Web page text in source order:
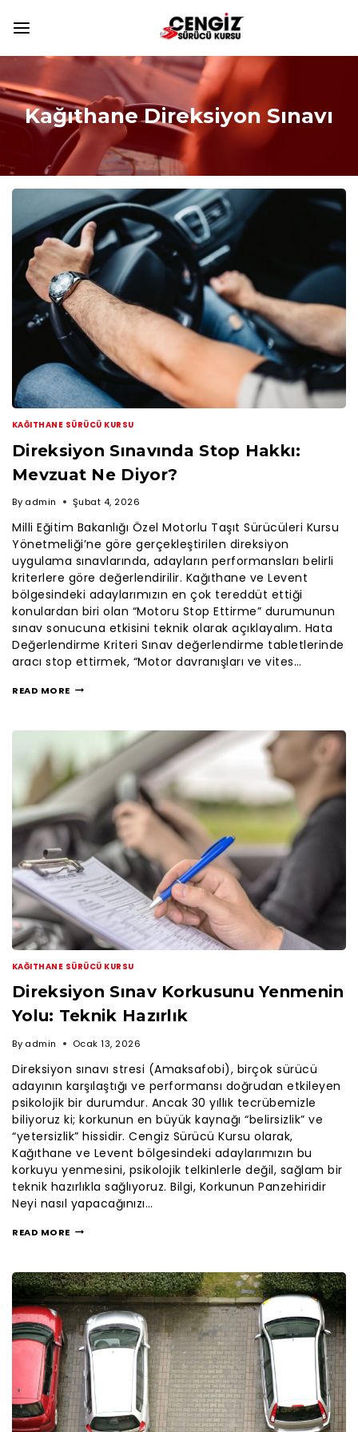
Kağıthane Direksiyon Sınavı
KAĞITHANE SÜRÜCÜ KURSU
Direksiyon Sınavında Stop Hakkı:
Mevzuat Ne Diyor?
By admin Şubat 4, 2026
Milli Eğitim Bakanlığı Özel Motorlu Taşıt Sürücüleri Kursu
Yönetmeliği’ne göre gerçekleştirilen direksiyon
uygulama sınavlarında, adayların performansları belirli
kriterlere göre değerlendirilir. Kağıthane ve Levent
bölgesindeki adaylarımızın en çok tereddüt ettiği
konulardan biri olan “Motoru Stop Ettirme” durumunun
sınav sonucuna etkisini teknik olarak açıklayalım. Hata
Değerlendirme Kriteri Sınav değerlendirme tabletlerinde
aracı stop ettirmek, “Motor davranışları ve vites…
READ MORE
KAĞITHANE SÜRÜCÜ KURSU
Direksiyon Sınav Korkusunu Yenmenin
Yolu: Teknik Hazırlık
By admin Ocak 13, 2026
Direksiyon sınavı stresi (Amaksafobi), birçok sürücü
adayının karşılaştığı ve performansı doğrudan etkileyen
psikolojik bir durumdur. Ancak 30 yıllık tecrübemizle
biliyoruz ki; korkunun en büyük kaynağı “belirsizlik” ve
“yetersizlik” hissidir. Cengiz Sürücü Kursu olarak,
Kağıthane ve Levent bölgesindeki adaylarımızın bu
korkuyu yenmesini, psikolojik telkinlerle değil, sağlam bir
teknik hazırlıkla sağlıyoruz. Bilgi, Korkunun Panzehiridir
Neyi nasıl yapacağınızı…
READ MORE